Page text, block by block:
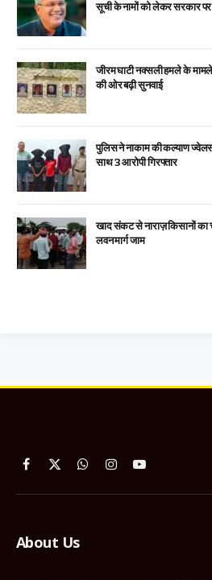
सूची के नामों को लेकर सरकार
जीरम घाटी नक्सली हमले के
की ओर बढ़ी सुनवाई
पुलिस ने नाकाम की कल्याण
साथ 3 आरोपी गिरफ्तार
खाद संकट से नाराज़ किसानों का
लवन मार्ग जाम
Facebook
X
WhatsApp
InstagramYouTube
About Us